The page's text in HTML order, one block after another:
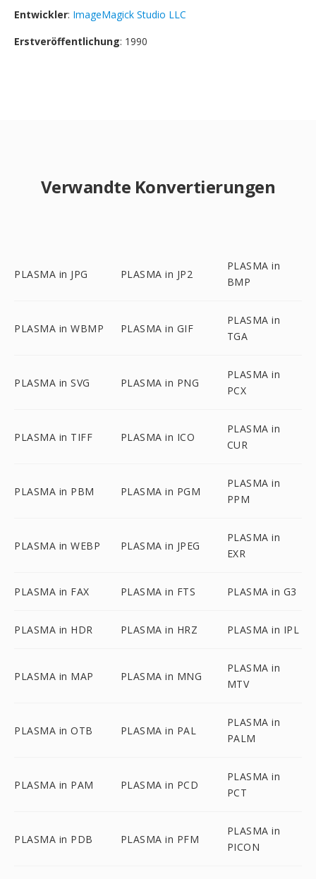
Entwickler: ImageMagick Studio LLC
Erstveröffentlichung: 1990
Verwandte Konvertierungen
PLASMA in JPG PLASMA in JP2
PLASMA in
BMP
PLASMA in WBMP PLASMA in GIF
PLASMA in
TGA
PLASMA in SVG PLASMA in PNG
PLASMA in
PCX
PLASMA in TIFF PLASMA in ICO
PLASMA in
CUR
PLASMA in PBM PLASMA in PGM
PLASMA in
PPM
PLASMA in WEBP PLASMA in JPEG
PLASMA in
EXR
PLASMA in FAX PLASMA in FTS PLASMA in G3
PLASMA in HDR PLASMA in HRZ PLASMA in IPL
PLASMA in MAP PLASMA in MNG
PLASMA in
MTV
PLASMA in OTB PLASMA in PAL
PLASMA in
PALM
PLASMA in PAM PLASMA in PCD
PLASMA in
PCT
PLASMA in PDB PLASMA in PFM
PLASMA in
PICON